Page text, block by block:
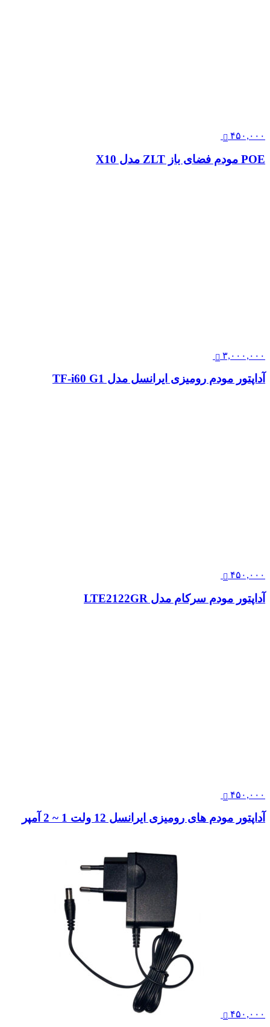
۴۵۰,۰۰۰
POE مودم فضای باز ZLT مدل X10
۳,۰۰۰,۰۰۰
آداپتور مودم رومیزی ایرانسل مدل TF-i60 G1
۴۵۰,۰۰۰
آداپتور مودم سرکام مدل LTE2122GR
۴۵۰,۰۰۰
آداپتور مودم های رومیزی ایرانسل 12 ولت 1 ~ 2 آمپر
۴۵۰,۰۰۰